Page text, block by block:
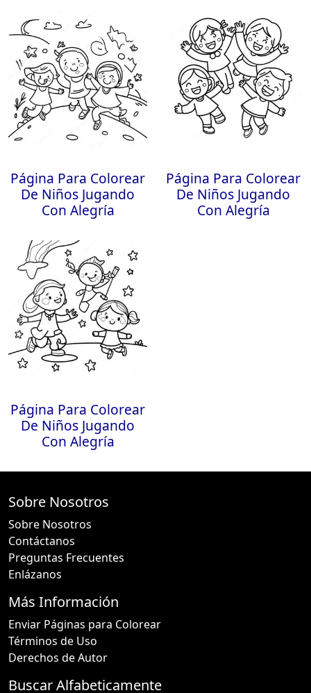
Página Para Colorear
De Niños Jugando
Con Alegría
Página Para Colorear
De Niños Jugando
Con Alegría
Página Para Colorear
De Niños Jugando
Con Alegría
Sobre Nosotros
Sobre Nosotros
Contáctanos
Preguntas Frecuentes
Enlázanos
Más Información
Enviar Páginas para Colorear
Términos de Uso
Derechos de Autor
Buscar Alfabeticamente